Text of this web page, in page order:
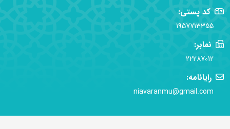
کد پستی:
1957713355
نمابر:
22287012
رایانامه:
niavaranmu@gmail.com